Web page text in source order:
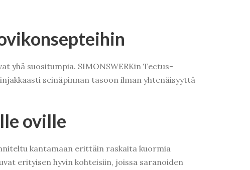
yhä suositumpia. SIMONSWERKin Tectus-
seinäpinnan tasoon ilman yhtenäisyyttä
oville
kantamaan erittäin raskaita kuormia
erityisen hyvin kohteisiin, joissa saranoiden